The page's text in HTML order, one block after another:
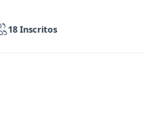
18 Inscritos